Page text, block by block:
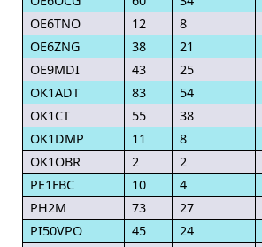
OE6TNO
12 8
OE6ZNG
38 21
OE9MDI
43 25
OK1ADT
83 54
OK1CT
55 38
OK1DMP
11 8
OK1OBR
2 2
PE1FBC
10 4
PH2M
73 27
PI50VPO
45 24